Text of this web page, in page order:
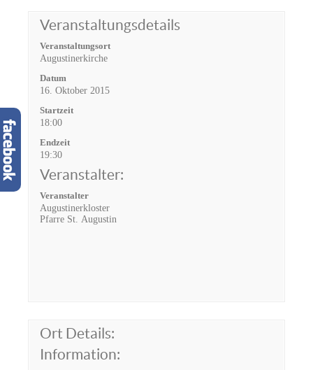
Veranstaltungsdetails
Veranstaltungsort
Augustinerkirche
Datum
16. Oktober 2015
Startzeit
18:00
Endzeit
19:30
Veranstalter:
Veranstalter
Augustinerkloster
Pfarre St. Augustin
Ort Details:
Information: